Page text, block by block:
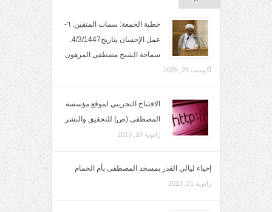
خطبة الجمعة: سمات المتقين: ٦-
عمل الإحسان بتاريخ4/3/1447.
سماحة الشيخ مصطفى المرهون
آگوست 29, 2025
الافتتاح التجريبي لموقع مؤسسة
المصطفى (ص) للتحقيق والنشر
ژانویه 16, 2013
إحياء ليالي القدر بمسجد المصطفى بأم الحمام
ژانویه 21, 2013